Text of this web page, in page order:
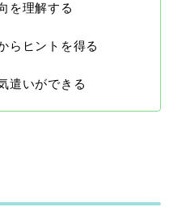
を理解する
らヒントを得る
遣いができる